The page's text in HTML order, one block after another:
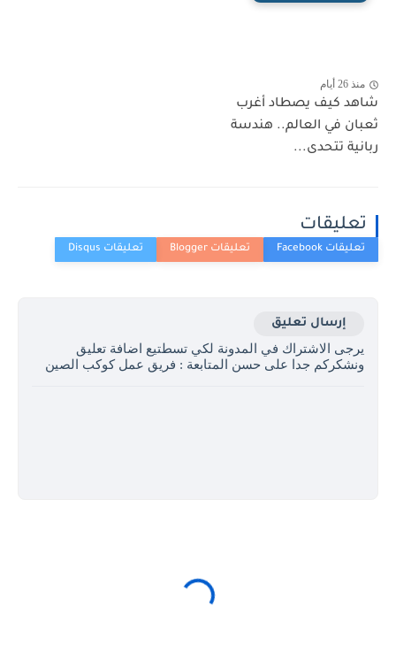
منذ 26 أيام
شاهد كيف يصطاد أغرب
ثعبان في العالم.. هندسة
ربانية تتحدى...
تعليقات
إرسال تعليق
يرجى الاشتراك في المدونة لكي تسطتيع اضافة تعليق
ونشكركم جدا على حسن المتابعة : فريق عمل كوكب الصين